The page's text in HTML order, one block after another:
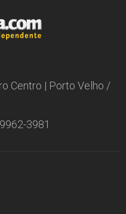
Centro | Porto Velho /
3981